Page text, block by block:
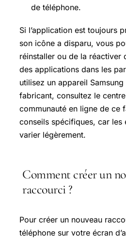
de téléphone.
Si l’application est toujours
son icône a disparu, vous
réinstaller ou de la réactiver
des applications dans les
utilisez un appareil
fabricant, consultez le centre
communauté en ligne de ce
conseils spécifiques, car les
varier légèrement.
Comment créer un
raccourci ?
Pour créer un nouveau
téléphone sur votre écran